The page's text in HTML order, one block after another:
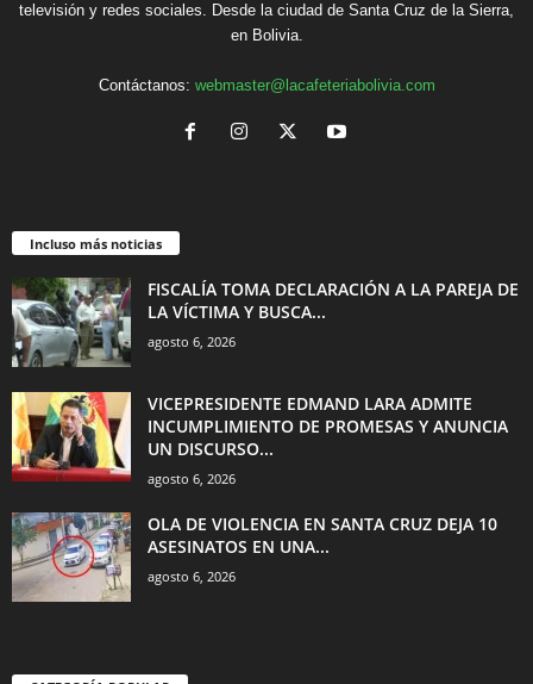
televisión y redes sociales. Desde la ciudad de Santa Cruz de la Sierra,
en Bolivia.
Contáctanos: webmaster@lacafeteriabolivia.com
Incluso más noticias
FISCALÍA TOMA DECLARACIÓN A LA PAREJA DE
LA VÍCTIMA Y BUSCA...
agosto 6, 2026
VICEPRESIDENTE EDMAND LARA ADMITE
INCUMPLIMIENTO DE PROMESAS Y ANUNCIA
UN DISCURSO...
agosto 6, 2026
OLA DE VIOLENCIA EN SANTA CRUZ DEJA 10
ASESINATOS EN UNA...
agosto 6, 2026